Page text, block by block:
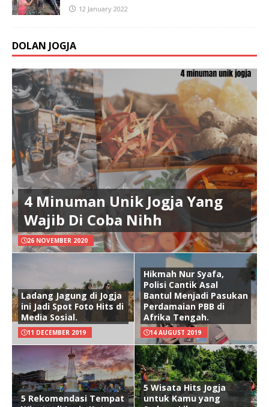
12 January 2022
DOLAN JOGJA
4 Minuman Unik Jogja Yang
Wajib Di Coba Nihh
26 NOVEMBER 2020
Ladang Jagung di Jogja
ini Jadi Spot Foto Hits di
Media Sosial.
11 DECEMBER 2019
Hikmah Nur Syafa,
Polisi Cantik Asal
Bantul Menjadi Pasukan
Perdamaian PBB di
Afrika Tengah.
14 AUGUST 2019
5 Rekomendasi Tempat
5 Wisata Hits Jogja
untuk Kamu yang